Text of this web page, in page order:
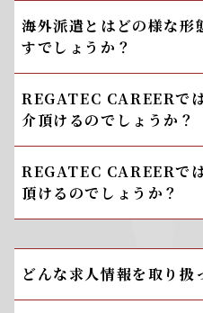
海外派遣とはどの様な形
すでしょうか？
REGATEC CAREERで
介頂けるのでしょうか？
REGATEC CAREERで
頂けるのでしょうか？
どんな求人情報を取り扱